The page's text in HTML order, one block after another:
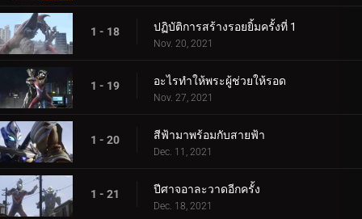
1 - 18 ปฏิบัติการสร้างรอยยิ้มครั้งที่ 1
Nov. 20, 2021
1 - 19 อะไรทำให้พระผู้ช่วยให้รอด
Nov. 27, 2021
1 - 20 สีฟ้ามาพร้อมกับสายฟ้า
Dec. 11, 2021
1 - 21 ปีศาจอาละวาดอีกครั้ง
Dec. 18, 2021